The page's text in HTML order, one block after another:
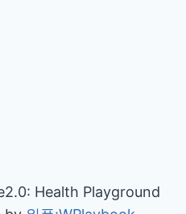
Health Playground